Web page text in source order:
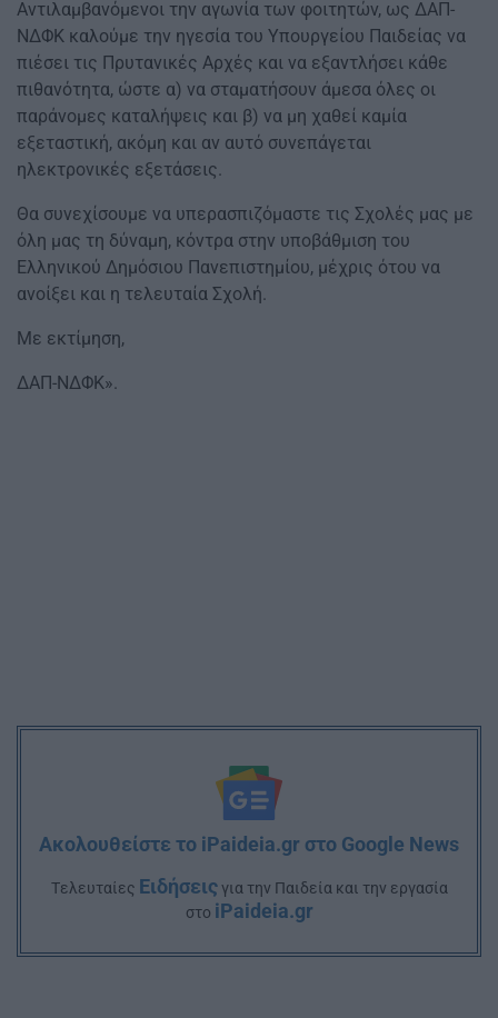
Αντιλαμβανόμενοι την αγωνία των φοιτητών, ως ΔΑΠ-
ΝΔΦΚ καλούμε την ηγεσία του Υπουργείου Παιδείας να
πιέσει τις Πρυτανικές Αρχές και να εξαντλήσει κάθε
πιθανότητα, ώστε α) να σταματήσουν άμεσα όλες οι
παράνομες καταλήψεις και β) να μη χαθεί καμία
εξεταστική, ακόμη και αν αυτό συνεπάγεται
ηλεκτρονικές εξετάσεις.
Θα συνεχίσουμε να υπερασπιζόμαστε τις Σχολές μας με
όλη μας τη δύναμη, κόντρα στην υποβάθμιση του
Ελληνικού Δημόσιου Πανεπιστημίου, μέχρις ότου να
ανοίξει και η τελευταία Σχολή.
Με εκτίμηση,
ΔΑΠ-ΝΔΦΚ».
Ακολουθείστε το iPaideia.gr στο Google News
Tελευταίες Ειδήσειςγια την Παιδεία και την εργασία
στο iPaideia.gr